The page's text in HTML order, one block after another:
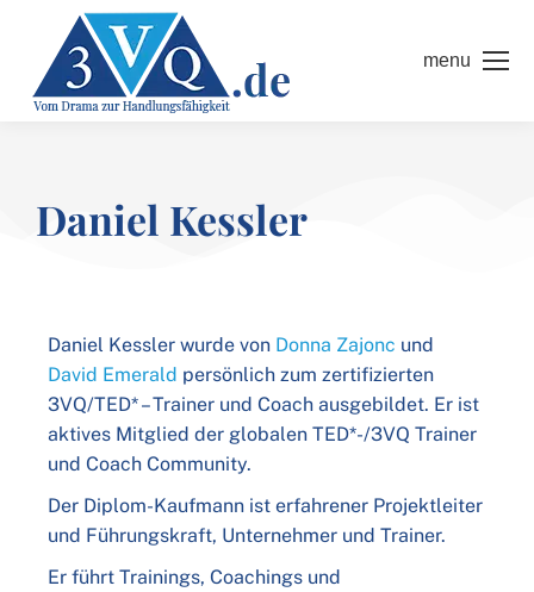
menu
Daniel Kessler
Daniel Kessler wurde von Donna Zajonc und
David Emerald persönlich zum zertifizierten
3VQ/TED* – Trainer und Coach ausgebildet. Er ist
aktives Mitglied der globalen TED*-/3VQ Trainer
und Coach Community.
Der Diplom-Kaufmann ist erfahrener Projektleiter
und Führungskraft, Unternehmer und Trainer.
Er führt Trainings, Coachings und